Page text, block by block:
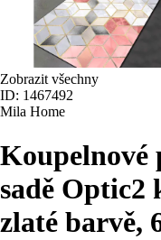
Zobrazit všechny
ID: 1467492
Mila Home
Koupelnové
sadě Optic2
zlaté barvě,